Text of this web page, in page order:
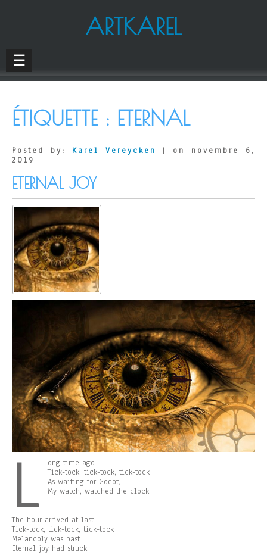
ARTKAREL
☰
ÉTIQUETTE : ETERNAL
Posted by: Karel Vereycken
| on novembre 6,
2019
ETERNAL JOY
L
ong time ago
Tick-tock, tick-tock, tick-tock
As waiting for Godot,
My watch, watched the clock
The hour arrived at last
Tick-tock, tick-tock, tick-tock
Melancoly was past
Eternal joy had struck